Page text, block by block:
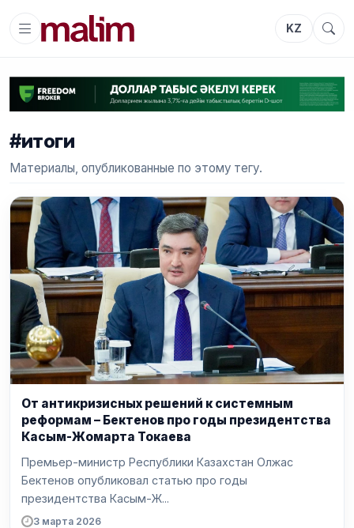
KZ
#итоги
Материалы, опубликованные по этому тегу.
От антикризисных решений к системным
реформам – Бектенов про годы президентства
Касым-Жомарта Токаева
Премьер-министр Республики Казахстан Олжас
Бектенов опубликовал статью про годы
президентства Касым-Ж...
3 марта 2026